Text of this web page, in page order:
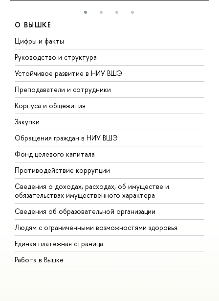
О ВЫШКЕ
Цифры и факты
Руководство и структура
Устойчивое развитие в НИУ ВШЭ
Преподаватели и сотрудники
Корпуса и общежития
Закупки
Обращения граждан в НИУ ВШЭ
Фонд целевого капитала
Противодействие коррупции
Сведения о доходах, расходах, об имуществе и
обязательствах имущественного характера
Сведения об образовательной организации
Людям с ограниченными возможностями здоровья
Единая платежная страница
Работа в Вышке